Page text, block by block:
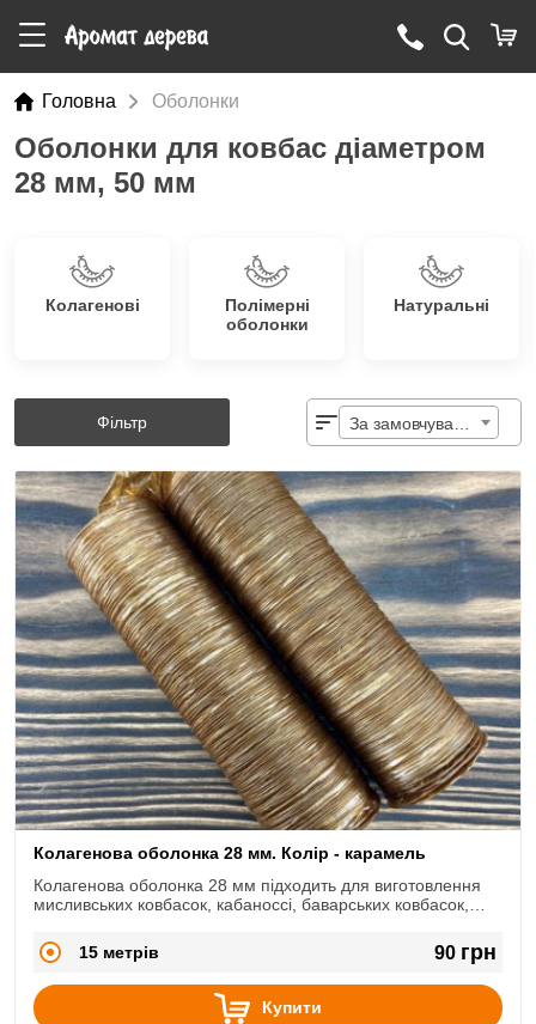
Головна Оболонки
Оболонки для ковбас діаметром
28 мм, 50 мм
Колагенові
Полімерні
оболонки
Натуральні
Фільтр
Колагенова оболонка 28 мм. Колір - карамель
Колагенова оболонка 28 мм підходить для виготовлення
мисливських ковбасок, кабаноссі, баварських ковбасок,
15 метрів
90 грн
Купити